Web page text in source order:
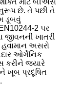
માટે બીએસ
છે. તે પછી તે
ડૂબવું
2 પર
જીવનની ખાતરી
અસરો
ઓર્ગેનિક
કરીને જ્યારે
ખૂબ પ્રદૂષિત